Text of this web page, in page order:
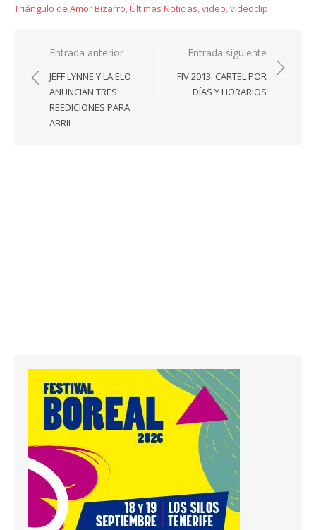
Triángulo de Amor Bizarro,Últimas Noticias,video,videoclip
Navegación
de
entradas
Entrada anterior
JEFF LYNNE Y LA ELO
ANUNCIAN TRES
REEDICIONES PARA
ABRIL
Entrada siguiente
FIV 2013: CARTEL POR
DÍAS Y HORARIOS